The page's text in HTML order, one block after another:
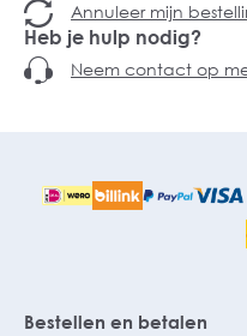
Annuleer mijn
Heb je hulp nodig?
Neem contact op
Bestellen en betalen